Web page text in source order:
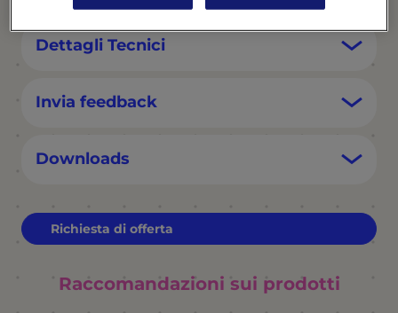
Dettagli Tecnici
Invia feedback
Downloads
Richiesta di offerta
Raccomandazioni sui prodotti